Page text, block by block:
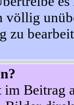
völlig
zu
Beitrag